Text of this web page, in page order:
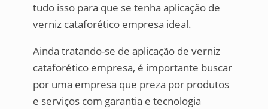
tudo isso para que se tenha aplicação de
verniz cataforético empresa ideal.
Ainda tratando-se de aplicação de verniz
cataforético empresa, é importante buscar
por uma empresa que preza por produtos
e serviços com garantia e tecnologia